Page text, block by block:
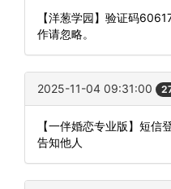
【洋葱学园】验证码
作请忽略。
2025-11-04 09:31:00
【一伴婚恋专业版】短
告知他人